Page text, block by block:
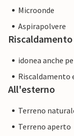
Microonde
Aspirapolvere
idonea anche
All'esterno
Terreno
Terreno aperto